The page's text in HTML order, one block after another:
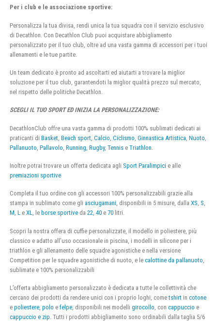
Per i club e le associazione sportive:
Personalizza la tua divisa, rendi unica la tua squadra con il servizio esclusivo
di Decathlon. Con Decathlon Club puoi acquistare abbigliamento
personalizzato per il tuo club, oltre ad una vasta gamma di accessori per i tuoi
allenamenti e le tue partite.
Un team dedicato è pronto ad ascoltarti ed aiutarti a trovare la miglior
soluzione per il tuo club, garantendoti la miglior qualità prezzo sul mercato,
nel rispetto delle politiche Decathlon.
SCEGLI IL TUO SPORT ED INIZIA LA PERSONALIZZAZIONE:
DecathlonClub offre una vasta gamma di prodotti 100% sublimati dedicati ai
praticanti di Basket Beach sport Calcio Ciclismo Ginnastica Artistica Nuoto
Pallanuoto Pallavolo Running Rugby, Tennis e Triathlon
Inoltre potrai trovare un offerta dedicata agli Sport Paralimpici e alle
premiazioni sportive
Completa il tuo ordine con gli accessori 100% personalizzabili grazie alla
stampa in sublimato come gli asciugamani, disponibili in 5 misure, dalla XS, S,
M, L e XL, le borse sportive da 22, 40 e 70 litri.
Scopri la nostra offera di cuffie personalizzate, il modello in poliestere, più
classico e adatto all’uso occasionale in piscina, i modelli in silicone per i
triathlon e gli allenamento delle squadre agonistiche e nella versione
Competition per le squadre agonistiche di nuoto, e le calottine da pallanuoto
sublimate e 100% personalizzabili
L’offerta abbigliamento personalizzato è dedicata a tutte le collettività che
cercano dei prodotti da rendere unici con i proprio loghi, cometshirt in cotone
e poliestere polo e felpe , disponibili nei modelli girocollo , con cappuccio e
cappuccio e zip . Tutti i prodotti abbigliamento sono ordinabili dalla taglia 5/6